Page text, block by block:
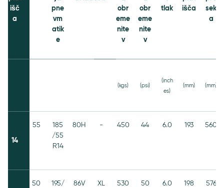
išč
a
pne
vm
atik
e
obr
eme
nite
v
obr
eme
nite
v
tlak
išča
sek
a
(kgs) (psi)
(inch
es)
(mm) (mm)
14
55
185
/55
R14
80H - 450 44 6.0 193 560
50
195/
86V XL 530 50 6.0 198 576